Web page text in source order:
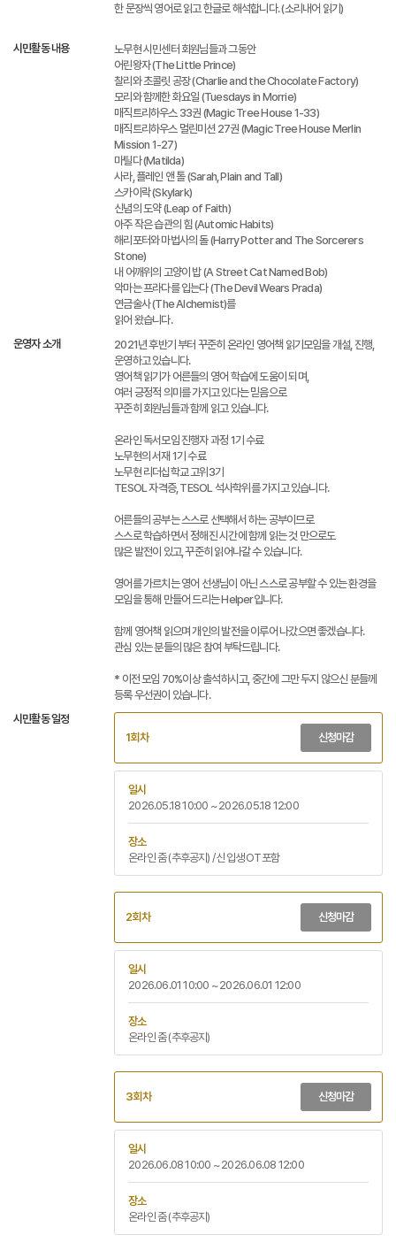
한 문장씩 영어로 읽고 한글로 해석합니다. (소리내어 읽기)
시민활동 내용
노무현 시민센터 회원님들과 그동안
어린왕자 (The Little Prince)
찰리와 초콜릿 공장 (Charlie and the Chocolate Factory)
모리와 함께한 화요일 (Tuesdays in Morrie)
매직트리하우스 33권 (Magic Tree House 1-33)
매직트리하우스 멀린미션 27권 (Magic Tree House Merlin
Mission 1-27)
마틸다 (Matilda)
사라, 플레인 앤 톨 (Sarah, Plain and Tall)
스카이락 (Skylark)
신념의 도약 (Leap of Faith)
아주 작은 습관의 힘 (Automic Habits)
해리포터와 마법사의 돌 (Harry Potter and The Sorcerers
Stone)
내 어깨위의 고양이 밥 (A Street Cat Named Bob)
악마는 프라다를 입는다 (The Devil Wears Prada)
연금술사 (The Alchemist)를
읽어 왔습니다.
운영자 소개
2021년 후반기 부터 꾸준히 온라인 영어책 읽기모임을 개설, 진행,
운영하고 있습니다.
영어책 읽기가 어른들의 영어 학습에 도움이 되며,
여러 긍정적 의미를 가지고 있다는 믿음으로
꾸준히 회원님들과 함께 읽고 있습니다.
온라인 독서모임 진행자 과정 1기 수료
노무현의 서재 1기 수료
노무현 리더십학교 고위3기
TESOL 자격증, TESOL 석사학위를 가지고 있습니다.
어른들의 공부는 스스로 선택해서 하는 공부이므로
스스로 학습하면서 정해진 시간에 함께 읽는 것 만으로도
많은 발전이 있고, 꾸준히 읽어나갈 수 있습니다.
영어를 가르치는 영어 선생님이 아닌 스스로 공부할 수 있는 환경을
모임을 통해 만들어 드리는 Helper입니다.
함께 영어책 읽으며 개인의 발전을 이루어 나갔으면 좋겠습니다.
관심 있는 분들의 많은 참여 부탁드립니다.
* 이전 모임 70%이상 출석하시고, 중간에 그만 두지 않으신 분들께
등록 우선권이 있습니다.
시민활동 일정
1회차
신청마감
일시
2026.05.18 10:00 ~ 2026.05.18 12:00
장소
온라인 줌 (추후공지) / 신입생 OT포함
2회차 신청마감
일시
2026.06.01 10:00 ~ 2026.06.01 12:00
장소
온라인 줌 (추후공지)
3회차 신청마감
일시
2026.06.08 10:00 ~ 2026.06.08 12:00
장소
온라인 줌 (추후공지)